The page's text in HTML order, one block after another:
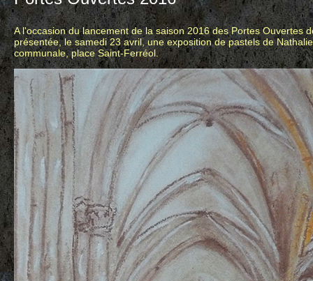
A l'occasion du lancement de la saison 2016 des Portes Ouvertes
présentée, le samedi 23 avril, une exposition de pastels de
communale, place Saint-Ferréol.